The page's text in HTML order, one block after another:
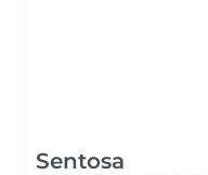
Sentosa